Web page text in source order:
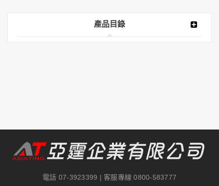
產品目錄
電話 07-3923399 | 客服專線0800-583777